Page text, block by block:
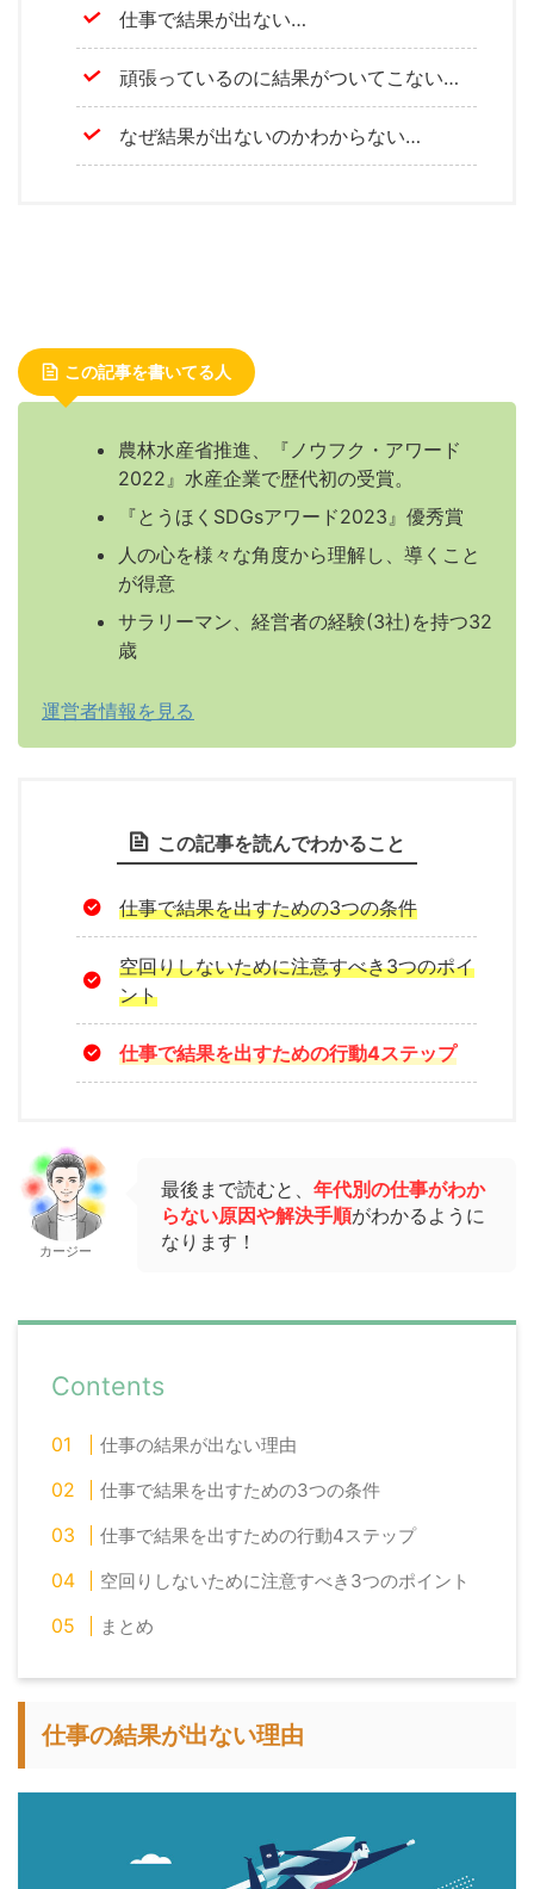
仕事で結果が出ない…
頑張っているのに結果がついてこない…
なぜ結果が出ないのかわからない…
この記事を書いてる人
農林水産省推進、『ノウフク・アワード
2022』水産企業で歴代初の受賞。
『とうほくSDGsアワード2023』優秀賞
人の心を様々な角度から理解し、導くこと
が得意
サラリーマン、経営者の経験(3社)を持つ32
歳
運営者情報を見る
この記事を読んでわかること
仕事で結果を出すための3つの条件
空回りしないために注意すべき3つのポイ
ント
仕事で結果を出すための行動4ステップ
カージー
最後まで読むと、 年代別の仕事がわか
らない原因や解決手順がわかるように
なります！
Contents
仕事の結果が出ない理由
仕事で結果を出すための3つの条件
仕事で結果を出すための行動4ステップ
空回りしないために注意すべき3つのポイント
まとめ
仕事の結果が出ない理由